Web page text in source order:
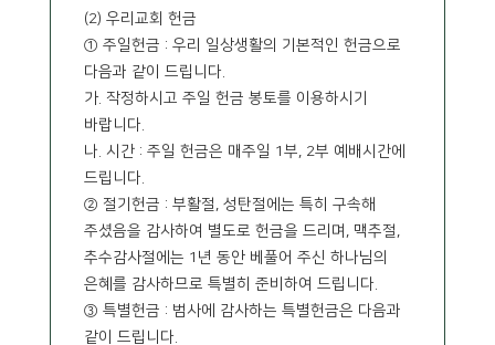
(2) 우리교회 헌금
① 주일헌금 : 우리 일상생활의 기본적인 헌금으로
다음과 같이 드립니다.
가. 작정하시고 주일 헌금 봉토를 이용하시기
바랍니다.
나. 시간 : 주일 헌금은 매주일 1부, 2부 예배시간에
드립니다.
② 절기헌금 : 부활절, 성탄절에는 특히 구속해
주셨음을 감사하여 별도로 헌금을 드리며, 맥추절,
추수감사절에는 1년 동안 베풀어 주신 하나님의
은혜를 감사하므로 특별히 준비하여 드립니다.
③ 특별헌금 : 범사에 감사하는 특별헌금은 다음과
같이 드립니다.